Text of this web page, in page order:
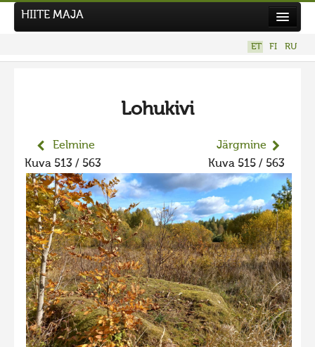
Uudised
Tegutse
Kuvavõistlused
UUS KUVAVÕISTLUS
Hiite kuvavõistlus 2026
VANEMAD KUVAVÕISTLUSED
Hiite kuvavõistlus 2025
Hiite kuvavõistlus 2025 lisa
Liikuvad kuvad 2025
HIITE MAJA
ET FI RU
Lohukivi
Eelmine
Kuva 513 / 563
Järgmine
Kuva 515 / 563